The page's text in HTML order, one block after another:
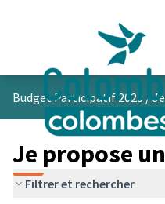
Budget Participatif 2023 /
Je propose
Filtrer et rechercher